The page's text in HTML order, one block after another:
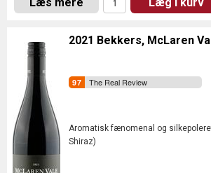
2021 Bekkers, McLaren
The Real Review
Aromatisk fænomenal og
Shiraz)